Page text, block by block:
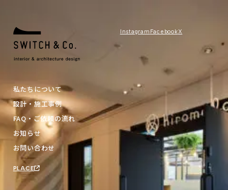
私たちについて
設計・施工事例
FAQ・ご依頼の流れ
お知らせ
お問い合わせ
PLACE
Instagram FacebookX